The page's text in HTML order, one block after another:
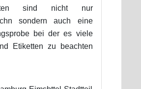
sind nicht nur
sondern auch eine
bei der es viele
Etiketten zu beachten